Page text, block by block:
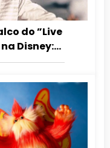
do ”Live
Disney: